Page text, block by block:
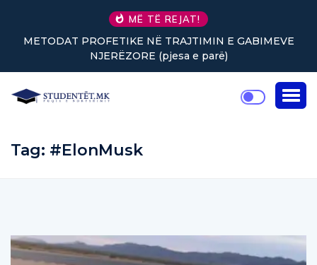
MË TË REJAT!
METODAT PROFETIKE NË TRAJTIMIN E GABIMEVE
NJERËZORE (pjesa e parë)
Tag: #ElonMusk